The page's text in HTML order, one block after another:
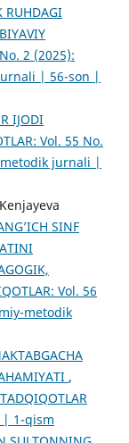
RUHDAGI
2 (2025):
| 56-son |
IJODI
Vol. 55 No.
metodik jurnali |
SINF
Vol. 56
metodik
,
| 1-qism